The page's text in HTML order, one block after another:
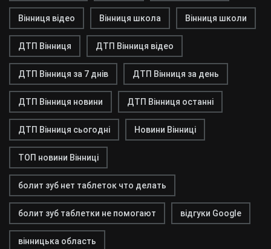
Вінниця відео Вінниця школа Вінниця школи
ДТП Вінниця ДТП Вінниця відео
ДТП Вінниця за 7 днів ДТП Вінниця за день
ДТП Вінниця новини ДТП Вінниця останні
ДТП Вінниця сьогодні Новини Вінниці
ТОП новини Вінниці
болит зуб нет таблеток что делать
болит зуб таблетки не помогают відгуки Google
вінницька область